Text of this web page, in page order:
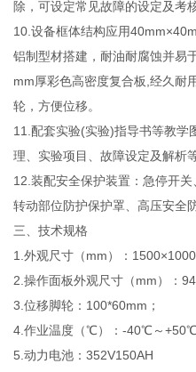
除，可设定常见故障的设定及考
10.设备框体结构应用
铝制型材搭建，耐油耐腐蚀并易
mm厚彩色高密度复合板,经久耐
轮，方便位移。
11.配套实验(实验)指导书等教学
理、实验项目、故障设定及解析
12.装配安全保护装置：急停开关
转动部位防护保护罩、高压安全
三、技术规格
1.外观尺寸（mm）：
2.操作面板外观尺寸（mm）：
3.位移脚轮：100*60mm；
4.作业温度（℃）：-40℃～+50℃
5.动力电池：352V150AH